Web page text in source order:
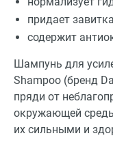
придает
содержит
Шампунь для
Shampoo (бренд
пряди от
окружающей
их сильными и